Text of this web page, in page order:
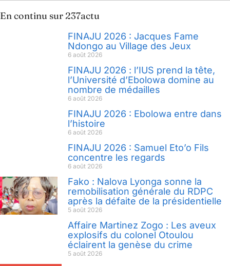
En continu sur 237actu
FINAJU 2026 : Jacques Fame
Ndongo au Village des Jeux
6 août 2026
FINAJU 2026 : l’IUS prend la tête,
l’Université d’Ebolowa domine au
nombre de médailles
6 août 2026
FINAJU 2026 : Ebolowa entre dans
l’histoire
6 août 2026
FINAJU 2026 : Samuel Eto’o Fils
concentre les regards
6 août 2026
Fako : Nalova Lyonga sonne la
remobilisation générale du RDPC
après la défaite de la présidentielle
5 août 2026
Affaire Martinez Zogo : Les aveux
explosifs du colonel Otoulou
éclairent la genèse du crime
5 août 2026